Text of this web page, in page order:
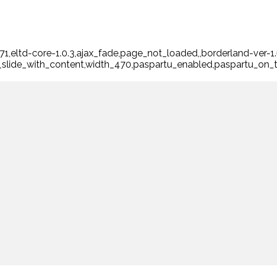
core-1.0.3,ajax_fade,page_not_loaded,,borderland-ver-